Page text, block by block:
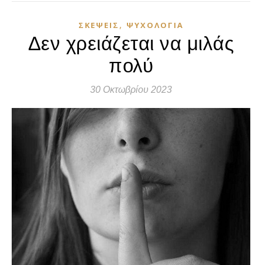
ΣΚΈΨΕΙΣ , ΨΥΧΟΛΟΓΊΑ
Δεν χρειάζεται να μιλάς
πολύ
30 Οκτωβρίου 2023